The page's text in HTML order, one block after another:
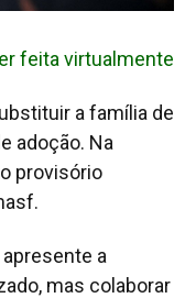
feita virtualmente
a família de
adoção. Na
provisório
a
mas colaborar